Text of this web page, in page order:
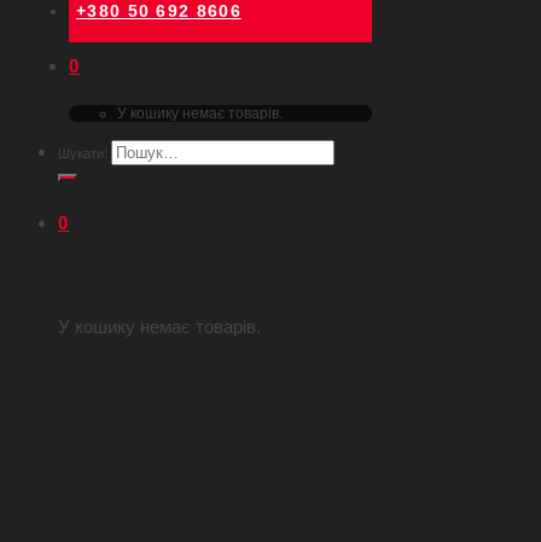
+380 50 692 8606
0
У кошику немає товарів.
Шукати:
0
У кошику немає товарів.